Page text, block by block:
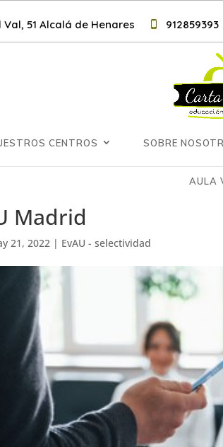
Val, 51 Alcalá de Henares 912859393
CENTROS SOBRE
AULA
Madrid
21, 2022 | EvAU - selectividad